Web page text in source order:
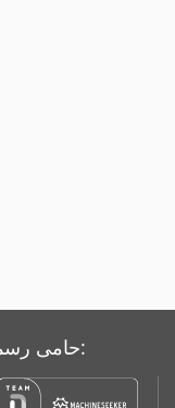
Machine-Seeker.ir حامی رسمی: